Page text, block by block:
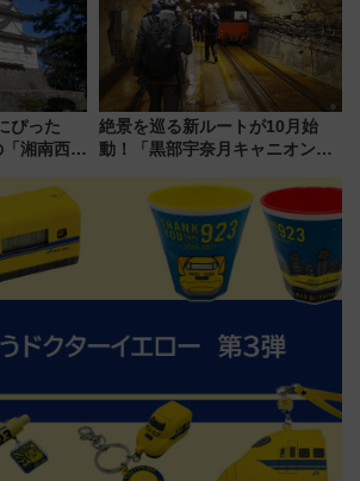
ぴった
湘南西エ
つ今夏の
絶景を巡る新ルートが10月始
動！「黒部宇奈月キャニオンル
ジ」がオープン